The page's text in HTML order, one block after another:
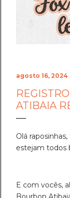
agosto 16, 2024
ATIBAIA
Olá
estejam todos
E com vocês,